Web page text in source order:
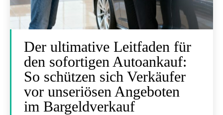
Der ultimative Leitfaden für
den sofortigen Autoankauf:
So schützen sich Verkäufer
vor unseriösen Angeboten
im Bargeldverkauf